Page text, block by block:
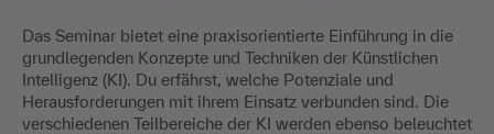
Das Seminar bietet eine praxisorientierte Einführung in die
grundlegenden Konzepte und Techniken der Künstlichen
Intelligenz (KI). Du erfährst, welche Potenziale und
Herausforderungen mit ihrem Einsatz verbunden sind. Die
verschiedenen Teilbereiche der KI werden ebenso beleuchtet